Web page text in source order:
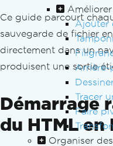
Ajouter
Arrière-
Tracer
Faire
Organiser
Ce guide parcourt
sauvegarde de fichier
directement dans un
produisent une sortie
Démarrage
du HTML en